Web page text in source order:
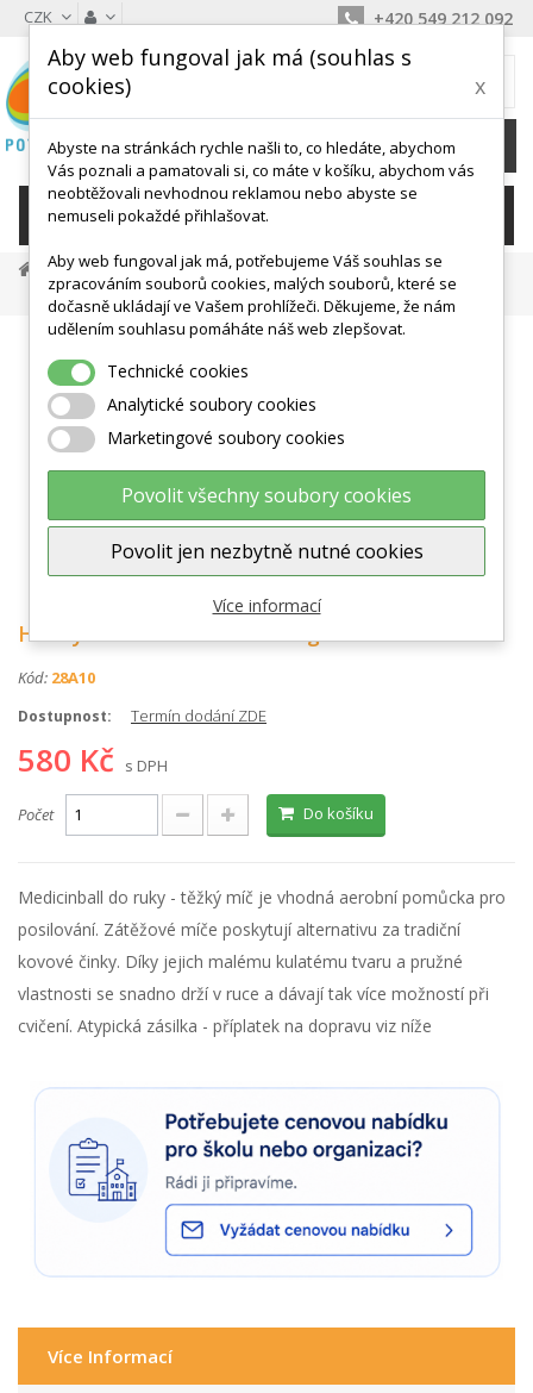
CZK +420 549 212 092
0 Kč
KATEGORIE
Posilovací Pomůcky
Medicinebally
Heavymed Medicinball - 3 Kg
Zobrazit větší
Heavymed medicinball - 3 kg
Kód: 28A10
Dostupnost: Termín dodání ZDE
580 Kč s DPH
Počet Do košíku
Medicinball do ruky - těžký míč je vhodná aerobní pomůcka pro
posilování. Zátěžové míče poskytují alternativu za tradiční
kovové činky. Díky jejich malému kulatému tvaru a pružné
vlastnosti se snadno drží v ruce a dávají tak více možností při
cvičení. Atypická zásilka - příplatek na dopravu viz níže
Více Informací
Aby web fungoval jak má (souhlas s
cookies)
x
Abyste na stránkách rychle našli to, co hledáte, abychom
Vás poznali a pamatovali si, co máte v košíku, abychom vás
neobtěžovali nevhodnou reklamou nebo abyste se
nemuseli pokaždé přihlašovat.
Aby web fungoval jak má, potřebujeme Váš souhlas se
zpracováním souborů cookies, malých souborů, které se
dočasně ukládají ve Vašem prohlížeči. Děkujeme, že nám
udělením souhlasu pomáháte náš web zlepšovat.
Technické cookies
Analytické soubory cookies
Marketingové soubory cookies
Povolit všechny soubory cookies
Povolit jen nezbytně nutné cookies
Více informací